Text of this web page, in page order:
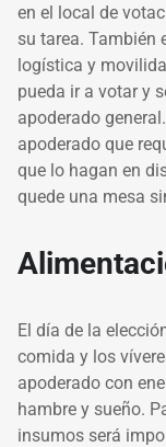
en el local de
su tarea. También
logística y
pueda ir a votar y
apoderado
apoderado que
que lo hagan en
quede una mesa
El día de la
comida y los
apoderado con
hambre y sueño.
insumos será